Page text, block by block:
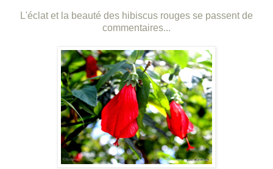
L'éclat et la beauté des hibiscus rouges se passent de
commentaires...